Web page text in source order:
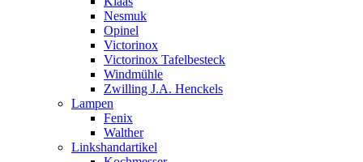
Nesmuk
Opinel
Victorinox
Victorinox Tafelbesteck
Windmühle
Zwilling J.A. Henckels
Lampen
Fenix
Walther
Linkshandartikel